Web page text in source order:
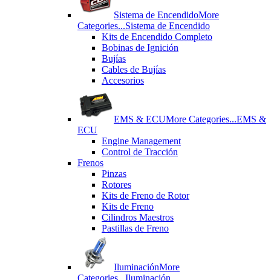
Sistema de EncendidoMore
Categories...Sistema de Encendido
Kits de Encendido Completo
Bobinas de Ignición
Bujías
Cables de Bujías
Accesorios
EMS & ECUMore Categories...EMS &
ECU
Engine Management
Control de Tracción
Frenos
Pinzas
Rotores
Kits de Freno de Rotor
Kits de Freno
Cilindros Maestros
Pastillas de Freno
IluminaciónMore